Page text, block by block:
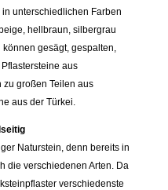
unterschiedlichen Farben
hellbraun, silbergrau
gesägt, gespalten,
aus
zu großen Teilen aus
aus der Türkei.
Naturstein, denn bereits in
die verschiedenen Arten. Da
verschiedenste